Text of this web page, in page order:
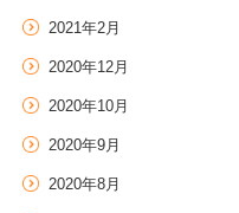
2021年2月
2020年12月
2020年10月
2020年9月
2020年8月